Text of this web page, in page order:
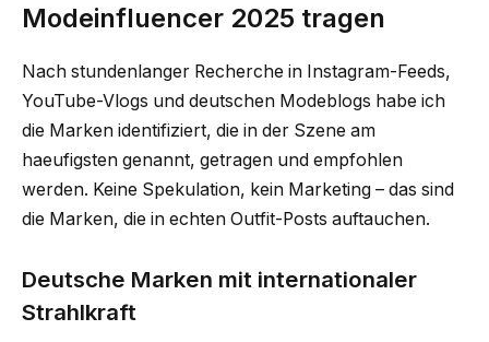
Modeinfluencer 2025 tragen
Nach stundenlanger Recherche in Instagram-Feeds,
YouTube-Vlogs und deutschen Modeblogs habe ich
die Marken identifiziert, die in der Szene am
haeufigsten genannt, getragen und empfohlen
werden. Keine Spekulation, kein Marketing – das sind
die Marken, die in echten Outfit-Posts auftauchen.
Deutsche Marken mit internationaler
Strahlkraft